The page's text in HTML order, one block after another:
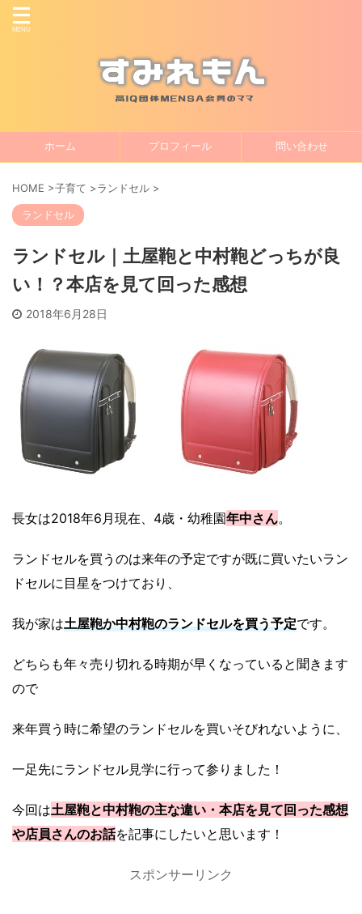
ホーム プロフィール 問い合わせ
HOME >子育て >ランドセル >
ランドセル
ランドセル｜土屋鞄と中村鞄どっちが良
い！？本店を見て回った感想
2018年6月28日
長女は2018年6月現在、4歳・幼稚園年中さん。
ランドセルを買うのは来年の予定ですが既に買いたいラン
ドセルに目星をつけており、
我が家は土屋鞄か中村鞄のランドセルを買う予定です。
どちらも年々売り切れる時期が早くなっていると聞きます
ので
来年買う時に希望のランドセルを買いそびれないように、
一足先にランドセル見学に行って参りました！
今回は土屋鞄と中村鞄の主な違い・本店を見て回った感想
や店員さんのお話を記事にしたいと思います！
スポンサーリンク